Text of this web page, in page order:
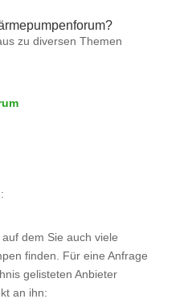
zu diversen Themen
:
dem Sie auch viele
finden. Für eine Anfrage
gelisteten Anbieter
an ihn: